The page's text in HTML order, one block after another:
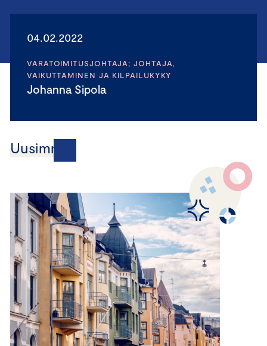
04.02.2022
VARATOIMITUSJOHTAJA; JOHTAJA,
VAIKUTTAMINEN JA KILPAILUKYKY
Johanna Sipola
Uusimmat